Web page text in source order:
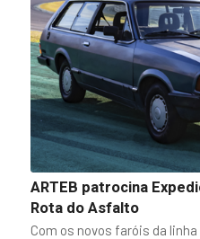
ARTEB patrocina
Rota do Asfalto
Com os novos faróis da